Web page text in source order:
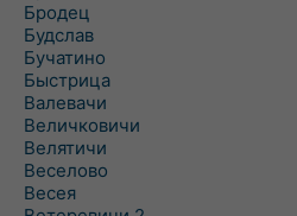
Бродец
Будслав
Бучатино
Быстрица
Валевачи
Величковичи
Велятичи
Веселово
Весея